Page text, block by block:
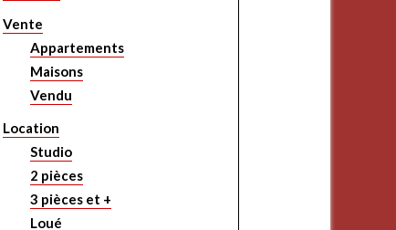
Vente
Appartements
Maisons
Vendu
Location
Studio
2 pièces
3 pièces et +
Loué